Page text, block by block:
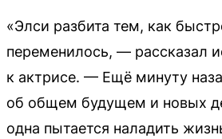
«Элси разбита тем, как
переменилось, — рассказал
к актрисе. — Ещё минуту
об общем будущем и новых
одна пытается наладить